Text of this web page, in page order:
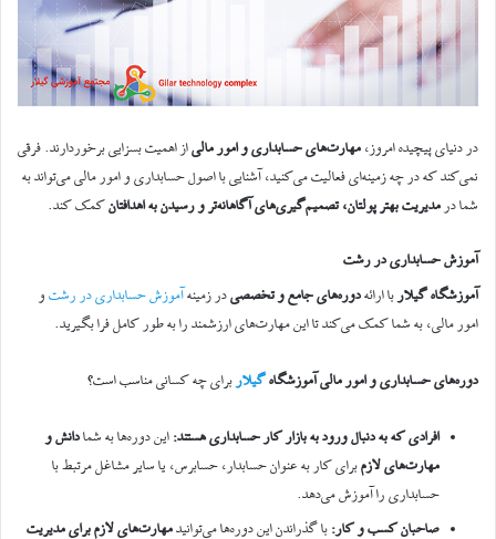
در دنیای پیچیده امروز، مهارت‌های حسابداری و امور مالیاز اهمیت بسزایی برخوردارند. فرقی
نمی‌کند که در چه زمینه‌ای فعالیت می‌کنید، آشنایی با اصول حسابداری و امور مالی می‌تواند به
شما در مدیریت بهتر پولتان، تصمیم‌گیری‌های آگاهانه‌تر و رسیدن به اهدافتانکمک کند.
آموزش حسابداری در رشت
آموزشگاه گیلار با ارائهدوره‌های جامع و تخصصیدر زمینهآموزش حسابداری در رشت و
امور مالی، به شما کمک می‌کند تا این مهارت‌های ارزشمند را به طور کامل فرا بگیرید.
دوره‌های حسابداری و امور مالی آموزشگاهگیلار برای چه کسانی مناسب است؟
افرادی که به دنبال ورود به بازار کار حسابداری هستند: این دوره‌ها به شمادانش و
مهارت‌های لازمبرای کار به عنوان حسابدار، حسابرس، یا سایر مشاغل مرتبط با
حسابداری را آموزش می‌دهد.
صاحبان کسب و کار: با گذراندن این دوره‌ها می‌توانیدمهارت‌های لازم برای مدیریت